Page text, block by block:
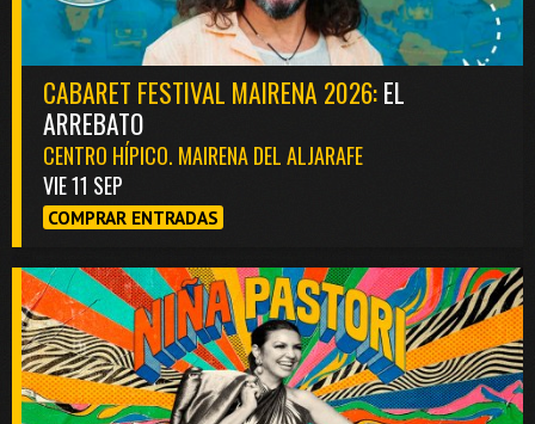
CABARET FESTIVAL MAIRENA 2026:EL
ARREBATO
CENTRO HÍPICO. MAIRENA DEL ALJARAFE
VIE 11 SEP
COMPRAR ENTRADAS